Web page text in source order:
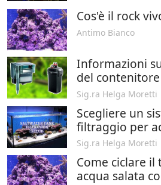
Cos'è il rock
Antimo Bianco
Informazioni
del contenitore
Sig.ra Helga Moretti
Scegliere un
filtraggio per
Sig.ra Helga Moretti
Come ciclare
acqua salata